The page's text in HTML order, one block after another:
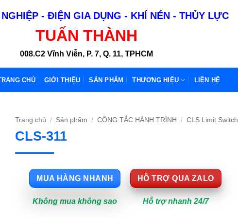
- ĐIỆN GIA DỤNG - KHÍ NÉN - THỦY LỰC
TUẤN THÀNH
008.C2 Vĩnh Viễn, P. 7, Q. 11, TPHCM
CHỦ GIỚI THIỆU SẢN PHẨM THƯƠNG HIỆU LIÊN HỆ
Trang chủ / Sản phẩm / CÔNG TẮC HÀNH TRÌNH / CLS Limit Switch
CLS-311
MUA HÀNG NHANH
Không mua không sao
HỖ TRỢ QUA ZALO
Hỗ trợ nhanh 24/7